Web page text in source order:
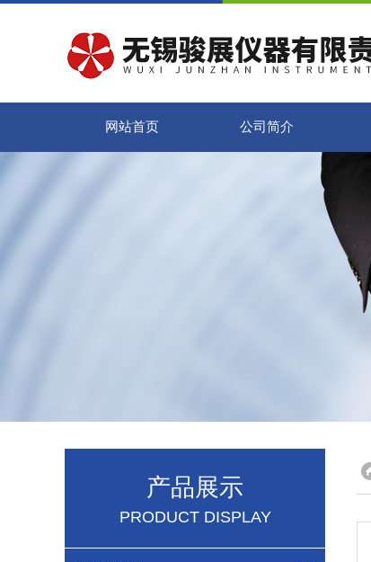
网站首页 公司简介
产品展示
PRODUCT DISPLAY